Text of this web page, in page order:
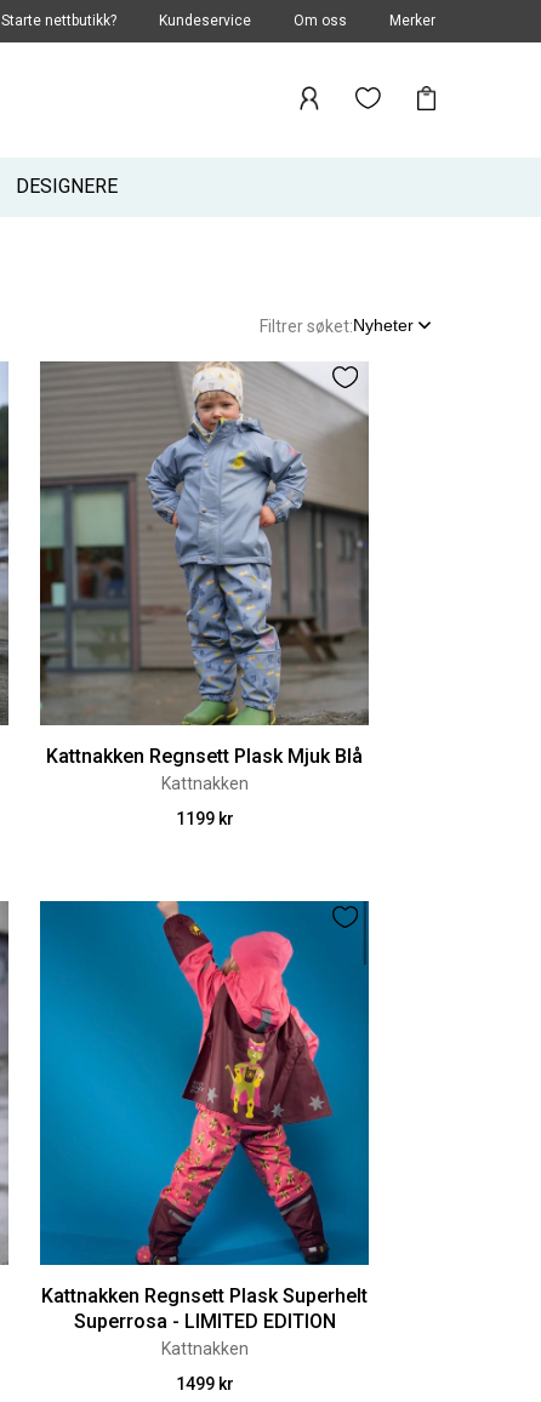
Starte nettbutikk? Kundeservice Om oss Merker
DESIGNERE
Filtrer søket:Nyheter
Kattnakken Regnsett Plask Mjuk Blå
Kattnakken
1199 kr
Kattnakken Regnsett Plask Superhelt
Superrosa - LIMITED EDITION
Kattnakken
1499 kr